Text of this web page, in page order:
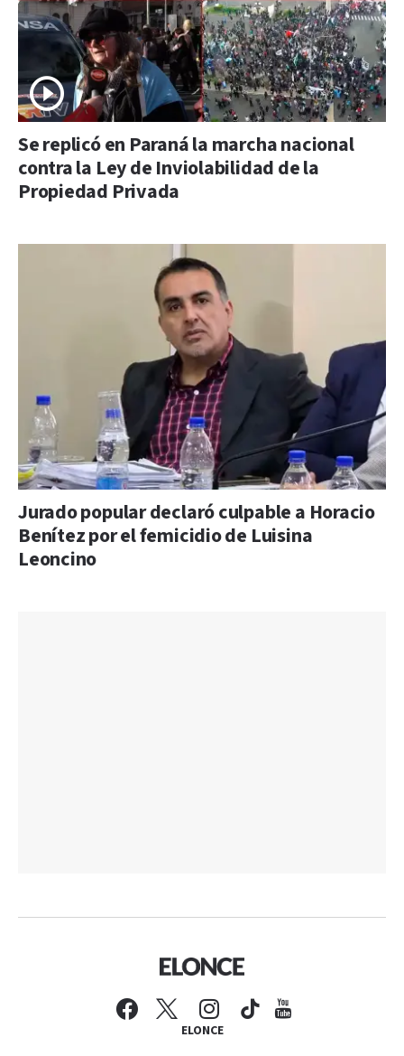
Se replicó en Paraná la marcha nacional
contra la Ley de Inviolabilidad de la
Propiedad Privada
Jurado popular declaró culpable a Horacio
Benítez por el femicidio de Luisina
Leoncino
ELONCE